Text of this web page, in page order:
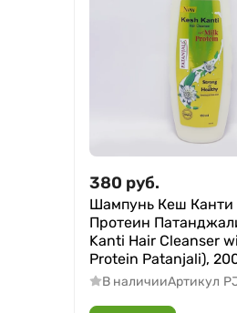
380 руб.
Шампунь Кеш
Протеин
Kanti Hair Cleanser
Protein Patanjali),
В наличииАртикул